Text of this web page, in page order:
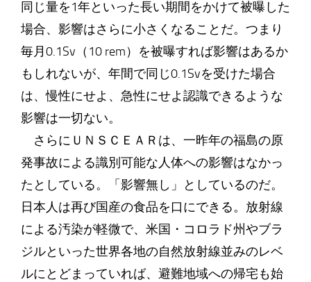
同じ量を1年といった長い期間をかけて被曝した
場合、影響はさらに小さくなることだ。つまり
毎月0.1Sv（10 rem）を被曝すれば影響はあるか
もしれないが、年間で同じ0.1Svを受けた場合
は、慢性にせよ、急性にせよ認識できるような
影響は一切ない。
さらにＵＮＳＣＥＡＲは、一昨年の福島の原
発事故による識別可能な人体への影響はなかっ
たとしている。「影響無し」としているのだ。
日本人は再び国産の食品を口にできる。放射線
による汚染が軽微で、米国・コロラド州やブラ
ジルといった世界各地の自然放射線並みのレベ
ルにとどまっていれば、避難地域への帰宅も始